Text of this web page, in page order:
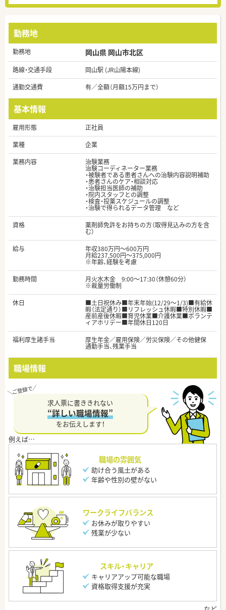
勤務地
勤務地 岡山県 岡山市北区
路線・交通手段
岡山駅 (JR山陽本線)
通勤交通費
有／全額（月額15万円まで）
基本情報
雇用形態
正社員
業種
企業
業務内容
治験業務
治験コーディネーター業務
・被験者である患者さんへの治験内容説明補助
・患者さんのケア・相談対応
・治験担当医師の補助
・院内スタッフとの調整
・検査・投薬スケジュールの調整
・治験で得られるデータ管理 など
資格
薬剤師免許をお持ちの方（取得見込みの方を含
む）
給与
年収380万円～600万円
月給237,500円～375,000円
※年齢、経験を考慮
勤務時間
月火水木金 9:00～17:30（休憩60分）
※裁量労働制
休日
■土日祝休み■年末年始(12/29～1/3)■有給休
暇（法定通り）■リフレッシュ休暇■特別休暇■
産前産後休暇■育児休業■介護休業■ボランテ
ィアホリデー■年間休日120日
福利厚生諸手当
厚生年金／雇用保険／労災保険／その他健保
通勤手当、残業手当
職場情報
求人票に書ききれない
“詳しい職場情報”
をお伝えします！
職場の雰囲気
助け合う風土がある
年齢や性別の壁がない
ワークライフバランス
お休みが取りやすい
残業が少ない
スキル・キャリア
キャリアアップ可能な職場
資格取得支援が充実